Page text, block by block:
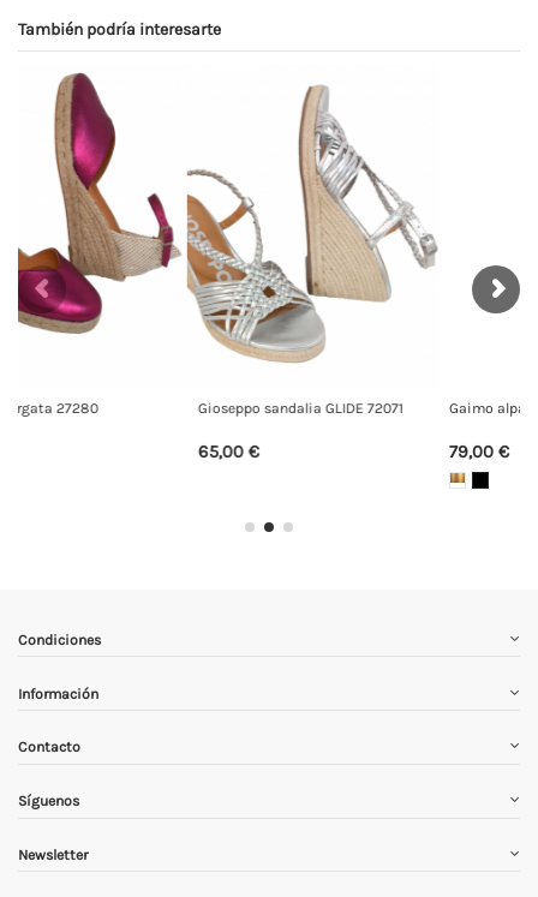
También podría interesarte
72071 Gaimo alpargata TIRI Gaimo alpargata ADAL
Condiciones
Información
Contacto
Síguenos
Newsletter